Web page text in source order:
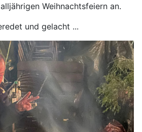
Weihnachtsfeiern an.
und gelacht ...